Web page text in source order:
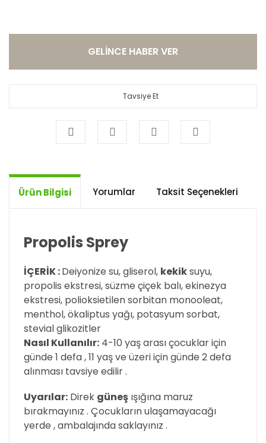
GELİNCE HABER VER
Tavsiye Et
Ürün Bilgisi Yorumlar Taksit Seçenekleri
Propolis Sprey
İÇERİK :Deiyonize su, gliserol, kekiksuyu,
propolis ekstresi, süzme çiçek balı, ekinezya
ekstresi, polioksietilen sorbitan monooleat,
menthol, ökaliptus yağı, potasyum sorbat,
stevial glikozitler
Nasıl Kullanılır: 4-10 yaş arası çocuklar için
günde 1 defa , 11 yaş ve üzeri için günde 2 defa
alınması tavsiye edilir .
Uyarılar: Direk güneş ışığına maruz
bırakmayınız . Çocukların ulaşamayacağı
yerde , ambalajında saklayınız .